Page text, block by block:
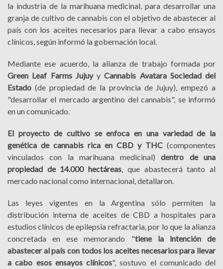
la industria de la marihuana medicinal, para desarrollar una
granja de cultivo de cannabis con el objetivo de abastecer al
país con los aceites necesarios para llevar a cabo ensayos
clínicos, según informó la gobernación local.
Mediante ese acuerdo, la alianza de trabajo formada por
Green Leaf Farms JujuyyCannabis Avatara Sociedad del
Estado (de propiedad de la provincia de Jujuy), empezó a
"desarrollar el mercado argentino del cannabis", se informó
en un comunicado.
El proyecto de cultivo se enfoca en una variedad de la
genética de cannabis rica en CBD y THC (componentes
vinculados con la marihuana medicinal)dentro de una
propiedad de 14.000 hectáreas, que abastecerá tanto al
mercado nacional como internacional, detallaron.
Las leyes vigentes en la Argentina sólo permiten la
distribución interna de aceites de CBD a hospitales para
estudios clínicos de epilepsia refractaria, por lo que la alianza
concretada en ese memorando "tiene la intención de
abastecer al país con todos los aceites necesarios para llevar
a cabo esos ensayos clínicos", sostuvo el comunicado del